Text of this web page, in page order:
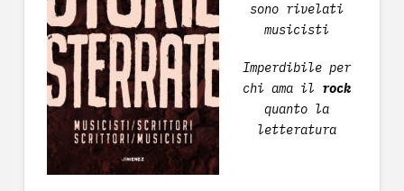
sono rivelati
musicisti
Imperdibile per
chi ama il rock
quanto la
letteratura